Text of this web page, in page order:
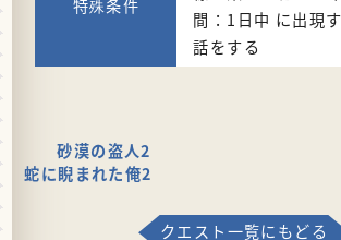
間：1日中 に出現
話をする
砂漠の盗人2
蛇に睨まれた俺2
クエスト一覧にもどる